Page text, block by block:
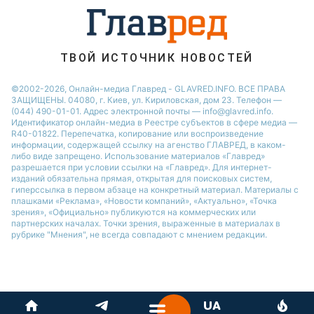
София Ротару
Ольга Сумская
ТВОЙ ИСТОЧНИК НОВОСТЕЙ
©2002-2026, Онлайн-медиа Главред - GLAVRED.INFO. ВСЕ ПРАВА
ЗАЩИЩЕНЫ. 04080, г. Киев, ул. Кириловская, дом 23. Телефон —
(044) 490-01-01. Адрес электронной почты — info@glavred.info.
Идентификатор онлайн-медиа в Реестре cубъектов в сфере медиа —
R40-01822. Перепечатка, копирование или воспроизведение
информации, содержащей ссылку на агенство ГЛАВРЕД, в каком-
либо виде запрещено. Использование материалов «Главред»
разрешается при условии ссылки на «Главред». Для интернет-
изданий обязательна прямая, открытая для поисковых систем,
гиперссылка в первом абзаце на конкретный материал. Материалы с
плашками «Реклама», «Новости компаний», «Актуально», «Точка
зрения», «Официально» публикуются на коммерческих или
партнерских началах. Точки зрения, выраженные в материалах в
рубрике "Мнения", не всегда совпадают с мнением редакции.